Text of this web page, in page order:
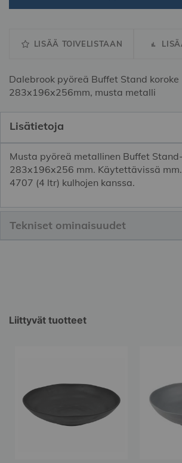
LISÄÄ TOIVELISTAAN
Dalebrook pyöreä Buffet Stand koroke
283x196x256mm, musta metalli
Lisätietoja
Musta pyöreä metallinen Buffet
283x196x256 mm. Käytettävissä
4707 (4 ltr) kulhojen kanssa.
Tekniset ominaisuudet
Liittyvät tuotteet